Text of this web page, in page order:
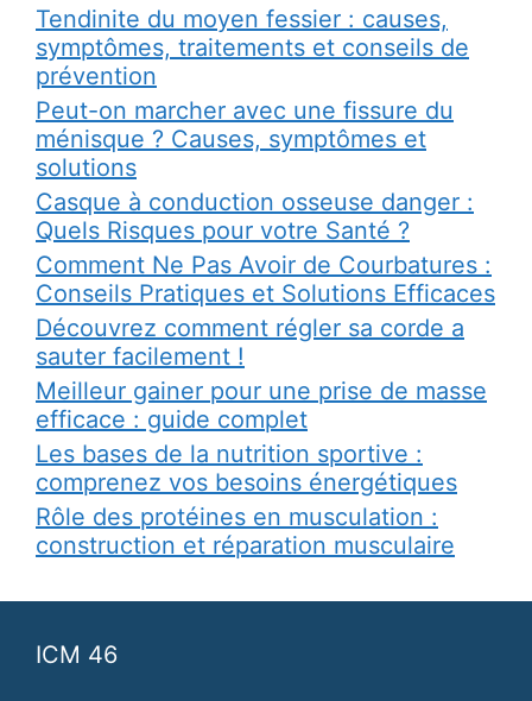
Tendinite du moyen fessier : causes,
symptômes, traitements et conseils de
prévention
Peut-on marcher avec une fissure du
ménisque ? Causes, symptômes et
solutions
Casque à conduction osseuse danger :
Quels Risques pour votre Santé ?
Comment Ne Pas Avoir de Courbatures :
Conseils Pratiques et Solutions Efficaces
Découvrez comment régler sa corde a
sauter facilement !
Meilleur gainer pour une prise de masse
efficace : guide complet
Les bases de la nutrition sportive :
comprenez vos besoins énergétiques
Rôle des protéines en musculation :
construction et réparation musculaire
ICM 46